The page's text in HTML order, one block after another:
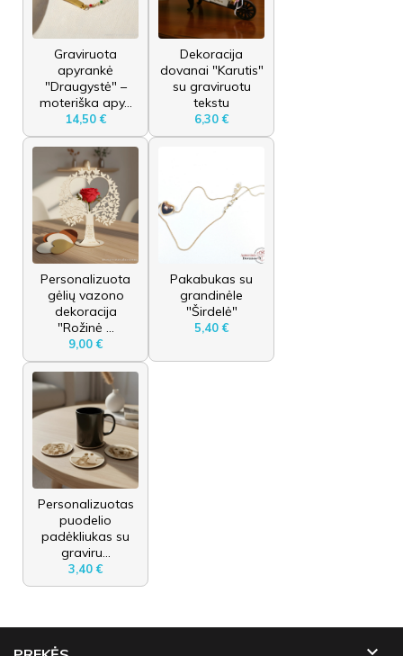
Graviruota
apyrankė
"Draugystė" –
moteriška apy...
14,50 €
Dekoracija
dovanai "Karutis"
su graviruotu
tekstu
6,30 €
Personalizuota
gėlių vazono
dekoracija
"Rožinė ...
9,00 €
Pakabukas su
grandinėle
"Širdelė"
5,40 €
Personalizuotas
puodelio
padėkliukas su
graviru...
3,40 €